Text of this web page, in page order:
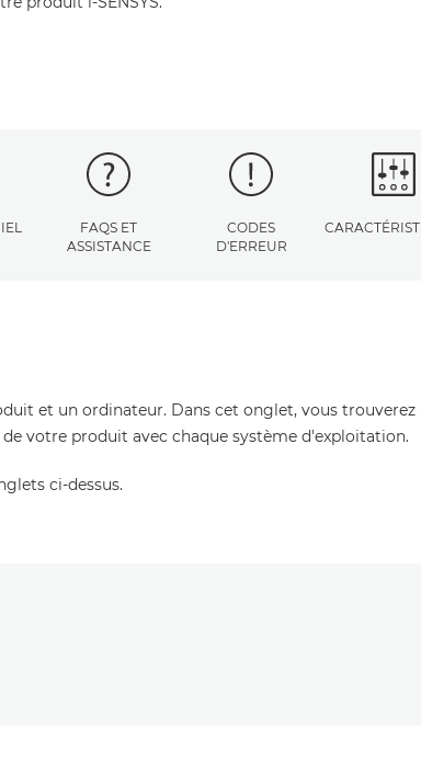
FAQS ET
ASSISTANCE
CODES
D'ERREUR
et un ordinateur. Dans cet onglet, vous trouverez
votre produit avec chaque système d'exploitation.
ci-dessus.